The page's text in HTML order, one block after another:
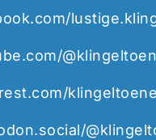
klingeltoene